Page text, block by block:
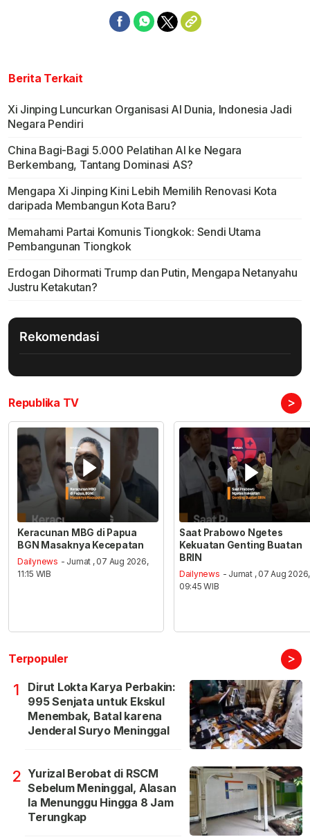
Berita Terkait
Xi Jinping Luncurkan Organisasi AI Dunia, Indonesia Jadi
Negara Pendiri
China Bagi-Bagi 5.000 Pelatihan AI ke Negara
Berkembang, Tantang Dominasi AS?
Mengapa Xi Jinping Kini Lebih Memilih Renovasi Kota
daripada Membangun Kota Baru?
Memahami Partai Komunis Tiongkok: Sendi Utama
Pembangunan Tiongkok
Erdogan Dihormati Trump dan Putin, Mengapa Netanyahu
Justru Ketakutan?
Rekomendasi
Republika TV >
Keracunan MBG di Papua
BGN Masaknya Kecepatan
Dailynews - Jumat , 07 Aug 2026,
11:15 WIB
Saat Prabowo Ngetes
Kekuatan Genting Buatan
BRIN
Dailynews - Jumat , 07 Aug 2026,
09:45 WIB
Terpopuler >
1
Dirut Lokta Karya Perbakin:
995 Senjata untuk Ekskul
Menembak, Batal karena
Jenderal Suryo Meninggal
2 Yurizal Berobat di RSCM
Sebelum Meninggal, Alasan
Ia Menunggu Hingga 8 Jam
Terungkap